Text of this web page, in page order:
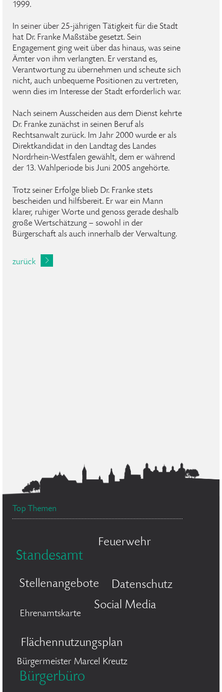
1999.
In seiner über 25-jährigen Tätigkeit für die Stadt
hat Dr. Franke Maßstäbe gesetzt. Sein
Engagement ging weit über das hinaus, was seine
Ämter von ihm verlangten. Er verstand es,
Verantwortung zu übernehmen und scheute sich
nicht, auch unbequeme Positionen zu vertreten,
wenn dies im Interesse der Stadt erforderlich war.
Nach seinem Ausscheiden aus dem Dienst kehrte
Dr. Franke zunächst in seinen Beruf als
Rechtsanwalt zurück. Im Jahr 2000 wurde er als
Direktkandidat in den Landtag des Landes
Nordrhein-Westfalen gewählt, dem er während
der 13. Wahlperiode bis Juni 2005 angehörte.
Trotz seiner Erfolge blieb Dr. Franke stets
bescheiden und hilfsbereit. Er war ein Mann
klarer, ruhiger Worte und genoss gerade deshalb
große Wertschätzung – sowohl in der
Bürgerschaft als auch innerhalb der Verwaltung.
zurück
Top Themen
Standesamt
Feuerwehr
Stellenangebote Datenschutz
Ehrenamtskarte
Social Media
Flächennutzungsplan
Bürgermeister Marcel Kreutz
Bürgerbüro